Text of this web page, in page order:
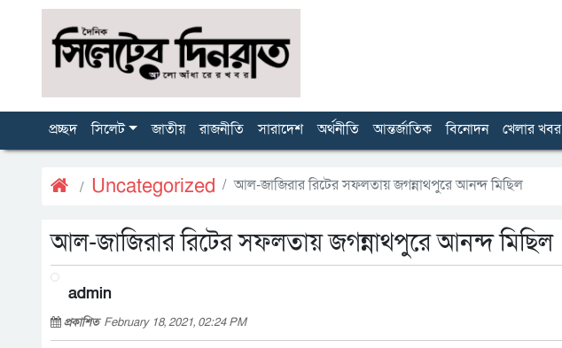
প্রচ্ছদ সিলেট জাতীয় রাজনীতি সারাদেশ অর্থনীতি আন্তর্জাতিক বিনোদন খেলার খবর
Uncategorized আল-জাজিরার রিটের সফলতায় জগন্নাথপুরে আনন্দ মিছিল
আল-জাজিরার রিটের সফলতায় জগন্নাথপুরে আনন্দ মিছিল
admin
প্রকাশিত February 18, 2021, 02:24 PM